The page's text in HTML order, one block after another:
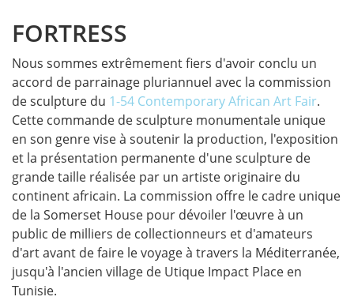
FORTRESS
Nous sommes extrêmement fiers d'avoir conclu un
accord de parrainage pluriannuel avec la commission
de sculpture du 1-54 Contemporary African Art Fair.
Cette commande de sculpture monumentale unique
en son genre vise à soutenir la production, l'exposition
et la présentation permanente d'une sculpture de
grande taille réalisée par un artiste originaire du
continent africain. La commission offre le cadre unique
de la Somerset House pour dévoiler l'œuvre à un
public de milliers de collectionneurs et d'amateurs
d'art avant de faire le voyage à travers la Méditerranée,
jusqu'à l'ancien village de Utique Impact Place en
Tunisie.